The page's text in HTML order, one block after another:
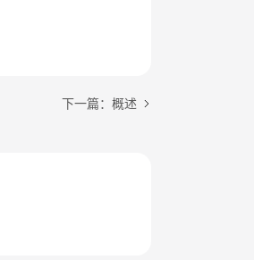
下一篇：概述